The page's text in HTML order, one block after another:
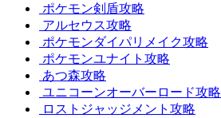
ポケモン剣盾攻略
アルセウス攻略
ポケモンダイパリメイク攻略
ポケモンユナイト攻略
あつ森攻略
ユニコーンオーバーロード攻略
ロストジャッジメント攻略